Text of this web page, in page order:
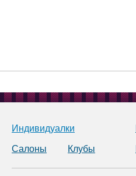
Индивидуалки
Салоны Клубы